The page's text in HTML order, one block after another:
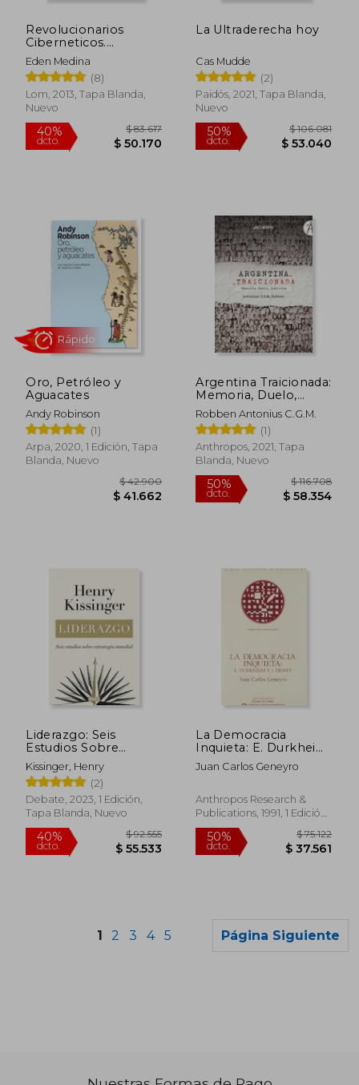
dcto. $ 40.139
50%
dcto.
10% $ 47.499 50%
Revolucionarios
Ciberneticos.
Tecnologia y Politica
en el Chile de sal
Eden Medina
(8)
Lom, 2013, Tapa Blanda,
Nuevo
La Ultraderecha hoy
Cas Mudde
(2)
Paidós, 2021, Tapa Blanda,
Nuevo
Oro, Petróleo y
Aguacates
Andy Robinson
(1)
Arpa, 2020, 1 Edición, Tapa
Blanda, Nuevo
Argentina Traicionada:
Memoria, Duelo,
Justicia (Libros de la
Revista Anthropos)
Robben Antonius C.G.M.
(1)
Anthropos, 2021, Tapa
Blanda, Nuevo
Liderazgo: Seis
Estudios Sobre
Estrategia Mundial
Kissinger, Henry
(2)
Debate, 2023, 1 Edición,
Tapa Blanda, Nuevo
La Democracia
Inquieta: E. Durkheim
y j. Dewey
Juan Carlos Geneyro
Anthropos Research &
Publications, 1991, 1 Edición,
Tapa Blanda, Nuevo
1 2 3 4 5 Página Siguiente